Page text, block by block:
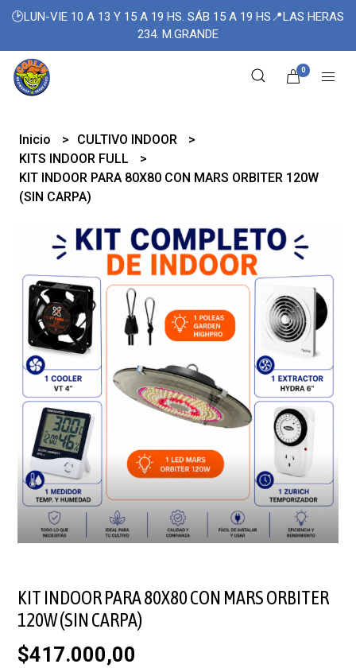
🕑LUN-VIE 10 A 13 Y 15 A 19 HS. SÁB 15 A 19 HS📍LAS HERAS
234. M.GRANDE
0
Inicio
CULTIVO INDOOR
KITS INDOOR FULL
KIT INDOOR PARA 80X80 CON MARS ORBITER 120W
(SIN CARPA)
KIT INDOOR PARA 80X80 CON MARS ORBITER
120W (SIN CARPA)
$417.000,00